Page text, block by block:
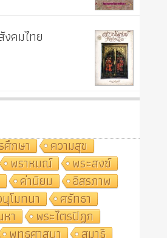
คมไทย
ศึกษา
ความสุข
พราหมณ์
พระสงฆ์
ค่านิยม
อิสรภาพ
โมทนา
ศรัทธา
า
พระไตรปิฎก
พุทธศาสนา สมาธิ